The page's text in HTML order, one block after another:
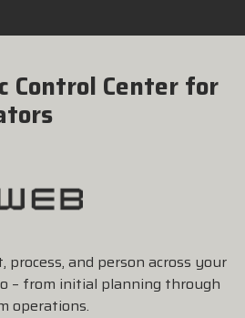
Control Center for
process, and person across your
– from initial planning through
operations.